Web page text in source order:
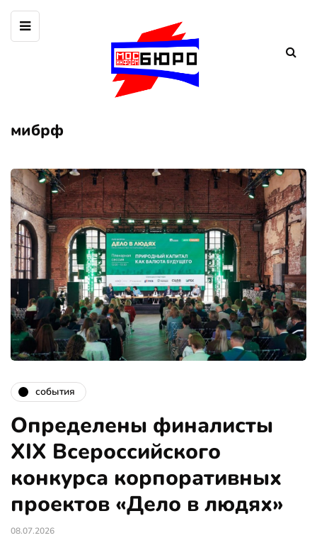
мибрф
события
Определены финалисты
XIX Всероссийского
конкурса корпоративных
проектов «Дело в людях»
08.07.2026